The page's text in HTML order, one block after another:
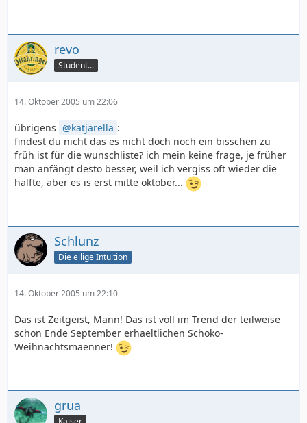
revo
Student...
14. Oktober 2005 um 22:06
übrigens katjarella :
findest du nicht das es nicht doch noch ein bisschen zu
früh ist für die wunschliste? ich mein keine frage, je früher
man anfängt desto besser, weil ich vergiss oft wieder die
hälfte, aber es is erst mitte oktober...
Schlunz
Die eilige Intuition
14. Oktober 2005 um 22:10
Das ist Zeitgeist, Mann! Das ist voll im Trend der teilweise
schon Ende September erhaeltlichen Schoko-
Weihnachtsmaenner!
grua